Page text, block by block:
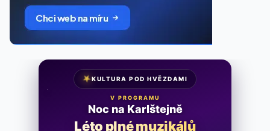
★KULTURA POD HVĚZDAMI
V PROGRAMU
Noc na Karlštejně
Léto plné muzikálů